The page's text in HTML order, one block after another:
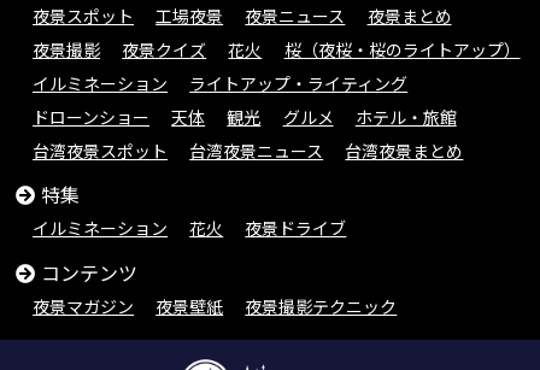
夜景スポット 工場夜景 夜景ニュース
夜景まとめ
夜景撮影
夜景クイズ 花火
桜（夜桜・桜のライトアップ）
イルミネーション
ライトアップ・ライティング
ドローンショー
天体 観光 グルメ
ホテル・旅館
台湾夜景スポット
台湾夜景ニュース 台湾夜景まとめ
特集
イルミネーション 花火 夜景ドライブ
コンテンツ
夜景マガジン 夜景壁紙 夜景撮影テクニック